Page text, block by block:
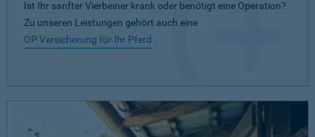
Ist Ihr sanfter Vierbeiner krank oder benötigt eine Operation?
Zu unseren Leistungen gehört auch eine
OP Versicherung für Ihr Pferd .